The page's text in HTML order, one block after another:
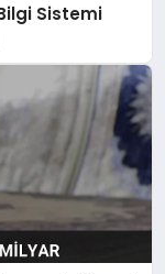
Sistemi